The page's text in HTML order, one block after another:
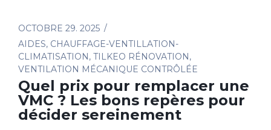
OCTOBRE 29. 2025
AIDES, CHAUFFAGE-VENTILLATION-
CLIMATISATION, TILKEO RÉNOVATION,
VENTILATION MÉCANIQUE CONTRÔLÉE
Quel prix pour remplacer une
VMC ? Les bons repères pour
décider sereinement